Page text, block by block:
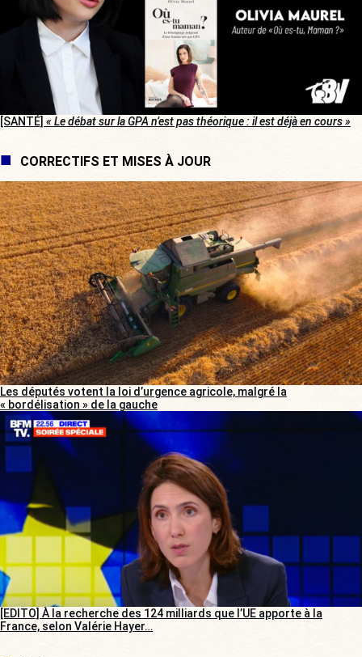
[SANTÉ] « Le débat sur la GPA n’est pas théorique : il est déjà en cours »
CORRECTIFS ET MISES À JOUR
Les députés votent la loi d’urgence agricole, malgré la
« bordélisation » de la gauche
[EDITO] À la recherche des 124 milliards que l’UE apporte à la
France, selon Valérie Hayer…